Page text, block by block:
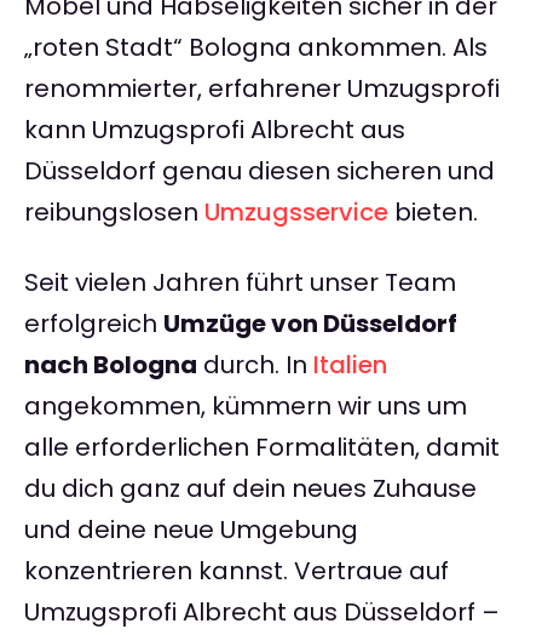
„roten Stadt“ Bologna ankommen. Als
renommierter, erfahrener Umzugsprofi
kann Umzugsprofi Albrecht aus
Düsseldorf genau diesen sicheren und
reibungslosen Umzugsservice bieten.
Seit vielen Jahren führt unser Team
erfolgreich Umzüge von Düsseldorf
nach Bologna durch. In Italien
angekommen, kümmern wir uns um
alle erforderlichen Formalitäten, damit
du dich ganz auf dein neues Zuhause
und deine neue Umgebung
konzentrieren kannst. Vertraue auf
Umzugsprofi Albrecht aus Düsseldorf –